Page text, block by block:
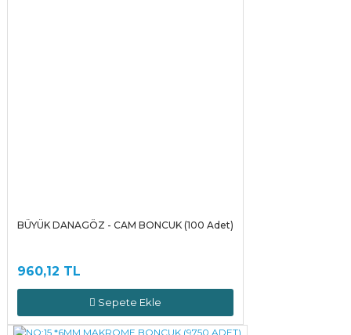
BÜYÜK DANAGÖZ - CAM BONCUK (100 Adet)
960,12 TL
Sepete Ekle